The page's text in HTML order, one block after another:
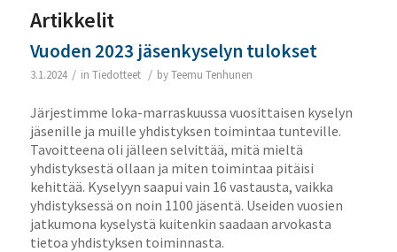
Artikkelit
Vuoden 2023 jäsenkyselyn tulokset
3.1.2024 / in Tiedotteet / byTeemu Tenhunen
Järjestimme loka-marraskuussa vuosittaisen kyselyn
jäsenille ja muille yhdistyksen toimintaa tunteville.
Tavoitteena oli jälleen selvittää, mitä mieltä
yhdistyksestä ollaan ja miten toimintaa pitäisi
kehittää. Kyselyyn saapui vain 16 vastausta, vaikka
yhdistyksessä on noin 1100 jäsentä. Useiden vuosien
jatkumona kyselystä kuitenkin saadaan arvokasta
tietoa yhdistyksen toiminnasta.